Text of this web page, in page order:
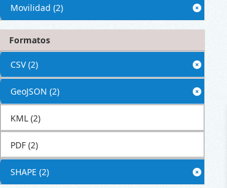
Movilidad (2)
Formatos
CSV (2)
GeoJSON (2)
KML (2)
PDF (2)
SHAPE (2)